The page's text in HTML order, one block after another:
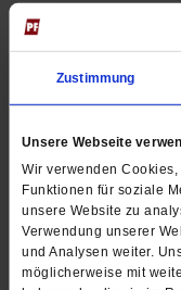
Zustimmung
Unsere Webseite
Wir verwenden
Funktionen für soziale
unsere Website zu
Verwendung unserer
und Analysen weiter.
möglicherweise mit
»Stille
/mehr
von Thomas Seiterich
Erotisches